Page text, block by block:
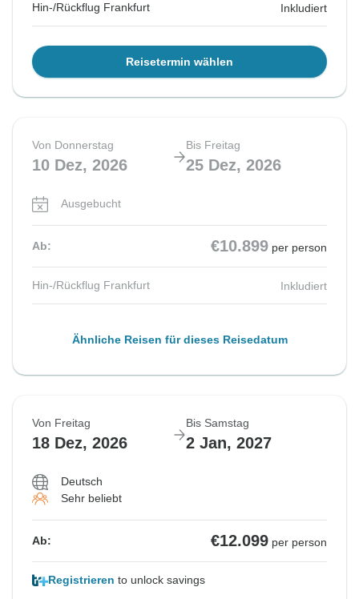
Hin-/Rückflug Frankfurt Inkludiert
Reisetermin wählen
Von Donnerstag
10 Dez, 2026
Bis Freitag
25 Dez, 2026
Ausgebucht
Ab: €10.899 per person
Hin-/Rückflug Frankfurt Inkludiert
Ähnliche Reisen für dieses Reisedatum
Von Freitag
18 Dez, 2026
Bis Samstag
2 Jan, 2027
Deutsch
Sehr beliebt
Ab: €12.099 per person
Registrieren to unlock savings